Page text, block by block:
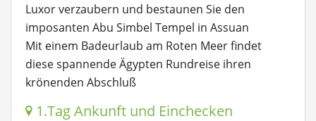
Luxor verzaubern und bestaunen Sie den
imposanten Abu Simbel Tempel in Assuan
Mit einem Badeurlaub am Roten Meer findet
diese spannende Ägypten Rundreise ihren
krönenden Abschluß
1.Tag Ankunft und Einchecken